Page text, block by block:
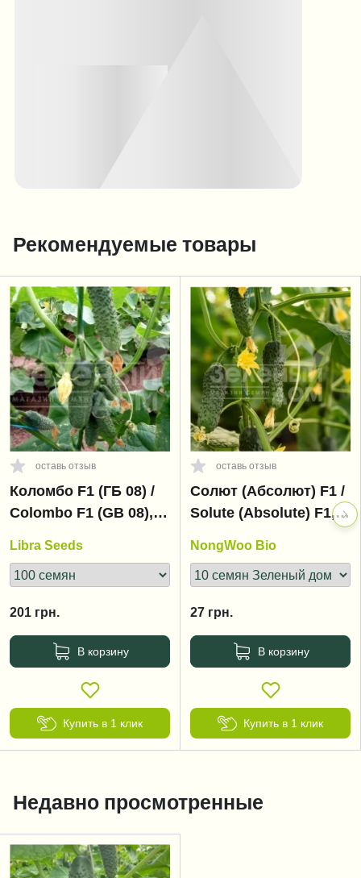
Рекомендуемые товары
оставь отзыв
Коломбо F1 (ГБ 08) /
Colombo F1 (GВ 08),
Libra Seeds
201 грн.
В корзину
Купить в 1 клик
оставь отзыв
Солют (Абсолют) F1 /
Solute (Absolute) F1,
NongWoo Bio
27 грн.
В корзину
Купить в 1 клик
Недавно просмотренные